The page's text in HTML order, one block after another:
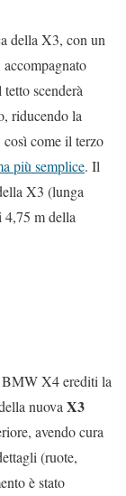
della X3, con un
scenderà
riducendo la
così come il terzo
più semplice. Il
X3 (lunga
4,75 m della
BMW X4 erediti la
nuova X3
avendo cura
(ruote,
è stato